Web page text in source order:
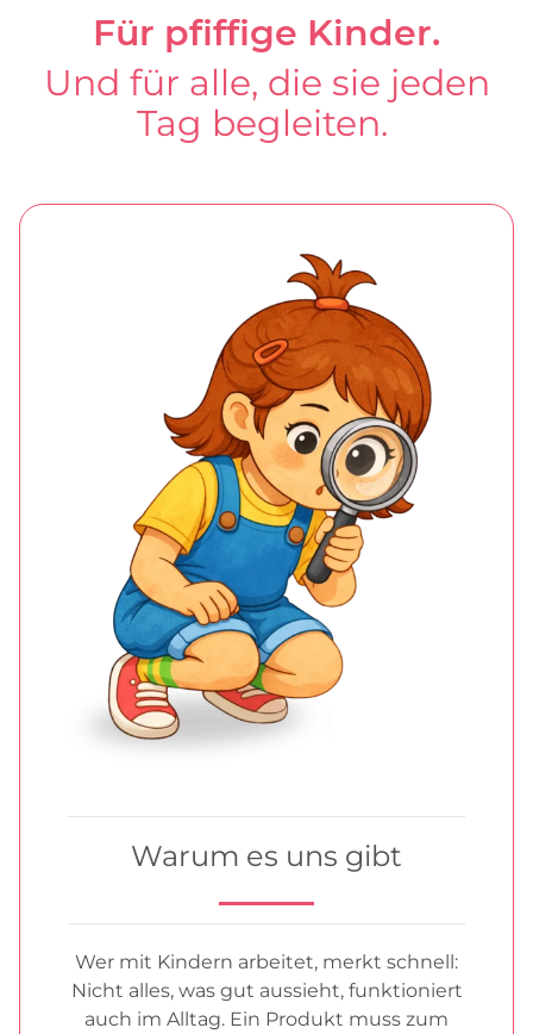
Für pfiffige Kinder.
Und für alle, die sie jeden
Tag begleiten.
Warum es uns gibt
Wer mit Kindern arbeitet, merkt schnell:
Nicht alles, was gut aussieht, funktioniert
auch im Alltag. Ein Produkt muss zum